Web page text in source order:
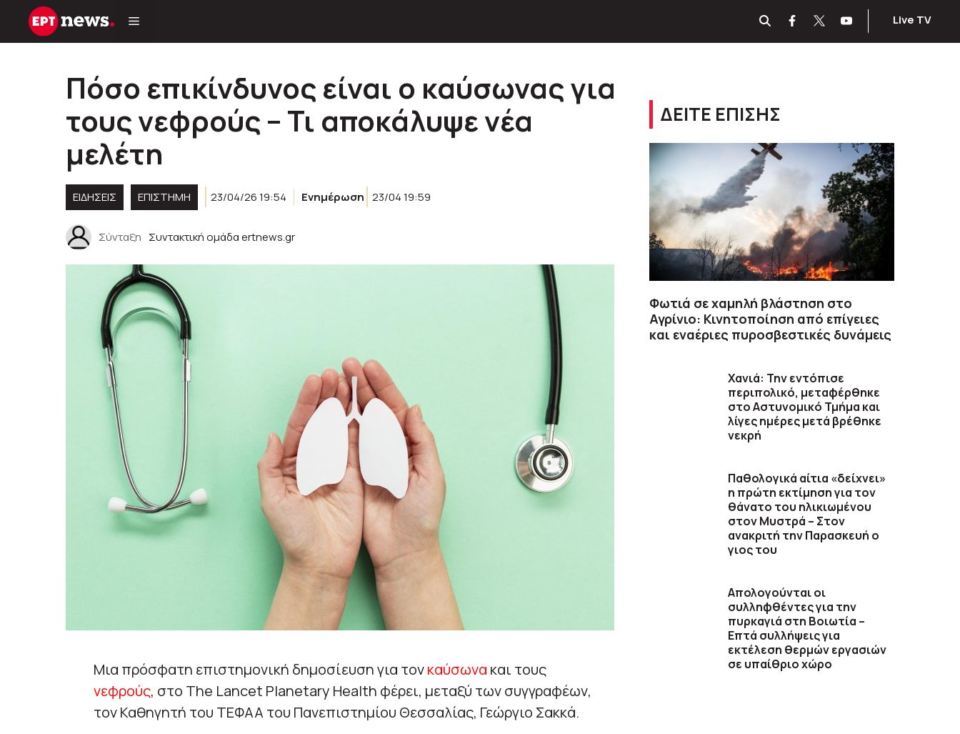
Μετάβαση
Live TV
Πόσο επικίνδυνος είναι ο καύσωνας για
τους νεφρούς – Τι αποκάλυψε νέα
μελέτη
ΕΙΔΗΣΕΙΣ ΕΠΙΣΤΗΜΗ 23/04/26 19:54 Ενημέρωση 23/04 19:59
Σύνταξη Συντακτική ομάδα ertnews.gr
Μια πρόσφατη επιστημονική δημοσίευση για τονκαύσωνα και τους
νεφρούς, στο The Lancet Planetary Health φέρει, μεταξύ των συγγραφέων,
τον Καθηγητή του ΤΕΦΑΑ του Πανεπιστημίου Θεσσαλίας, Γεώργιο Σακκά.
ΔΕΙΤΕ ΕΠΙΣΗΣ
Φωτιά σε χαμηλή βλάστηση στο
Αγρίνιο: Κινητοποίηση από επίγειες
και εναέριες πυροσβεστικές δυνάμεις
Χανιά: Την εντόπισε
περιπολικό, μεταφέρθηκε
στο Αστυνομικό Τμήμα και
λίγες ημέρες μετά βρέθηκε
νεκρή
Παθολογικά αίτια «δείχνει»
η πρώτη εκτίμηση για τον
θάνατο του ηλικιωμένου
στον Μυστρά – Στον
ανακριτή την Παρασκευή ο
γιος του
Απολογούνται οι
συλληφθέντες για την
πυρκαγιά στη Βοιωτία –
Επτά συλλήψεις για
εκτέλεση θερμών εργασιών
σε υπαίθριο χώρο